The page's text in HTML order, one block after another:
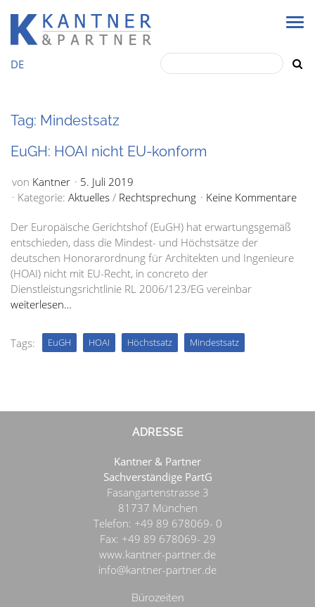
DE
Tag: Mindestsatz
EuGH: HOAI nicht EU-konform
von Kantner
5. Juli 2019
Kategorie: Aktuelles / Rechtsprechung Keine Kommentare
Der Europäische Gerichtshof (EuGH) hat erwartungsgemäß
entschieden, dass die Mindest- und Höchstsätze der
deutschen Honorarordnung für Architekten und Ingenieure
(HOAI) nicht mit EU-Recht, in concreto der
Dienstleistungsrichtlinie RL 2006/123/EG vereinbar
weiterlesen…
Tags: EuGH HOAI Höchstsatz Mindestsatz
ADRESSE
Kantner & Partner
Sachverständige PartG
Fasangartenstrasse 3
81737 München
Telefon: +49 89 678069- 0
Fax: +49 89 678069- 29
www.kantner-partner.de
info@kantner-partner.de
Bürozeiten